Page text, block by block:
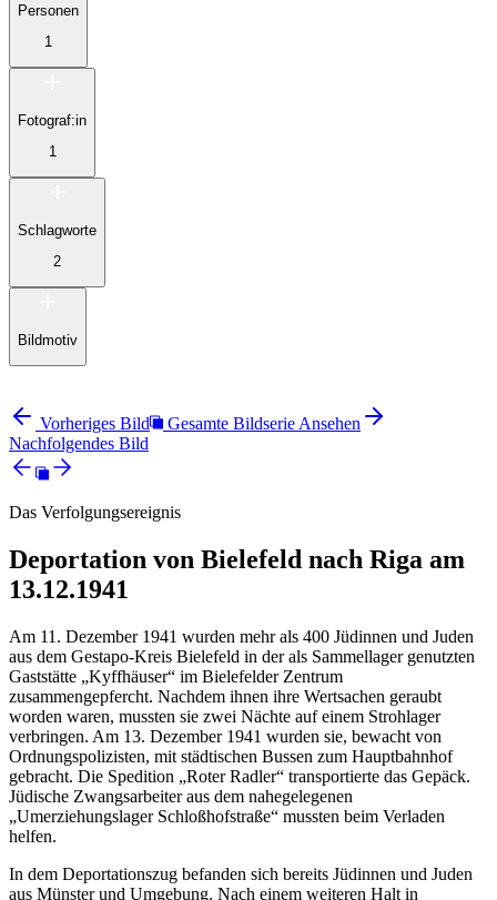
Personen
1
Fotograf:in
1
Schlagworte
2
Bildmotiv
Vorheriges Bild
Gesamte Bildserie Ansehen
Nachfolgendes Bild
Das Verfolgungsereignis
Deportation von Bielefeld nach Riga am
13.12.1941
Am 11. Dezember 1941 wurden mehr als 400 Jüdinnen und Juden
aus dem Gestapo-Kreis Bielefeld in der als Sammellager genutzten
Gaststätte „Kyffhäuser“ im Bielefelder Zentrum
zusammengepfercht. Nachdem ihnen ihre Wertsachen geraubt
worden waren, mussten sie zwei Nächte auf einem Strohlager
verbringen. Am 13. Dezember 1941 wurden sie, bewacht von
Ordnungspolizisten, mit städtischen Bussen zum Hauptbahnhof
gebracht. Die Spedition „Roter Radler“ transportierte das Gepäck.
Jüdische Zwangsarbeiter aus dem nahegelegenen
„Umerziehungslager Schloßhofstraße“ mussten beim Verladen
helfen.
In dem Deportationszug befanden sich bereits Jüdinnen und Juden
aus Münster und Umgebung. Nach einem weiteren Halt in